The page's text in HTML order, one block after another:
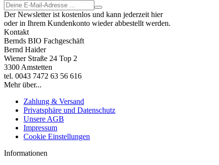
Der Newsletter ist kostenlos und kann jederzeit hier
oder in Ihrem Kundenkonto wieder abbestellt werden.
Kontakt
Bernds BIO Fachgeschäft
Bernd Haider
Wiener Straße 24 Top 2
3300 Amstetten
tel. 0043 7472 63 56 616
Mehr über...
Zahlung & Versand
Privatsphäre und Datenschutz
Unsere AGB
Impressum
Cookie Einstellungen
Informationen